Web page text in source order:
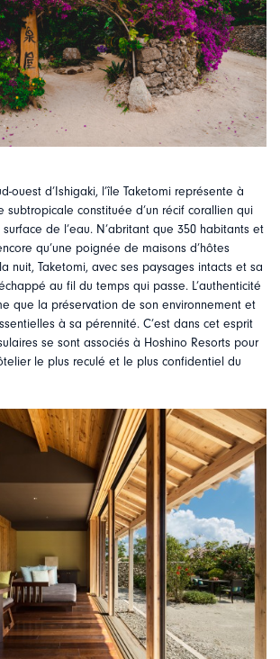
ouest d’Ishigaki, l’île Taketomi représente à
subtropicale constituée d’un récif corallien qui
de l’eau. N’abritant que 350 habitants et
qu’une poignée de maisons d’hôtes
nuit, Taketomi, avec ses paysages intacts et sa
au fil du temps qui passe. L’authenticité
que la préservation de son environnement et
à sa pérennité. C’est dans cet esprit
se sont associés à Hoshino Resorts pour
le plus reculé et le plus confidentiel du